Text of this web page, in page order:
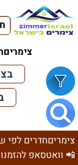
צימרים
צימריםחדרים לפי
📲 וואטסאפ